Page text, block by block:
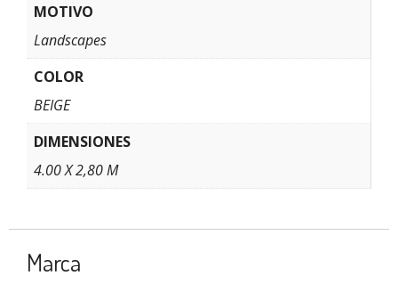
MOTIVO
Landscapes
COLOR
BEIGE
DIMENSIONES
4.00 X 2,80 M
Marca